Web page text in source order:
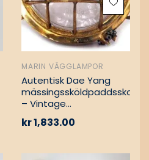
MARIN VÄGGLAMPOR
Autentisk Dae Yang
– Vintage
kr1,833.00